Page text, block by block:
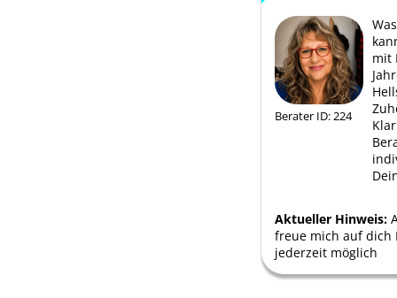
Berater ID: 224
mit
Aktueller Hinweis:
freue mich auf dich
jederzeit möglich